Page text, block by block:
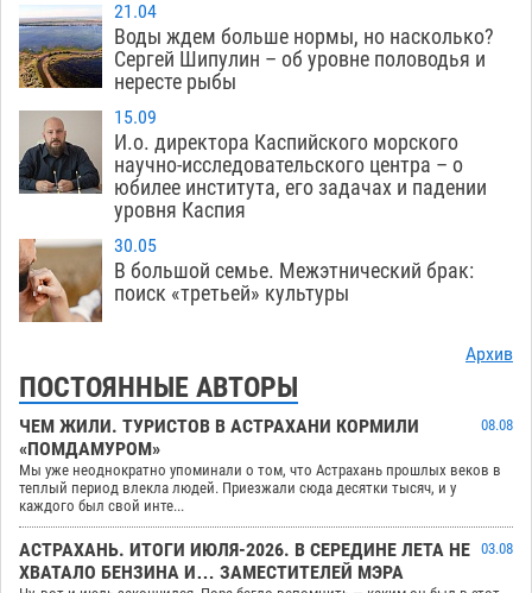
21.04
Воды ждем больше нормы, но насколько?
Сергей Шипулин – об уровне половодья и
нересте рыбы
15.09
И.о. директора Каспийского морского
научно-исследовательского центра – о
юбилее института, его задачах и падении
уровня Каспия
30.05
В большой семье. Межэтнический брак:
поиск «третьей» культуры
Архив
ПОСТОЯННЫЕ АВТОРЫ
ЧЕМ ЖИЛИ. ТУРИСТОВ В АСТРАХАНИ КОРМИЛИ
«ПОМДАМУРОМ»
08.08
Мы уже неоднократно упоминали о том, что Астрахань прошлых веков в
теплый период влекла людей. Приезжали сюда десятки тысяч, и у
каждого был свой инте...
АСТРАХАНЬ. ИТОГИ ИЮЛЯ-2026. В СЕРЕДИНЕ ЛЕТА НЕ
ХВАТАЛО БЕНЗИНА И… ЗАМЕСТИТЕЛЕЙ МЭРА
03.08